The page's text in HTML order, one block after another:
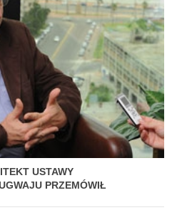
USTAWY
PRZEMÓWIŁ